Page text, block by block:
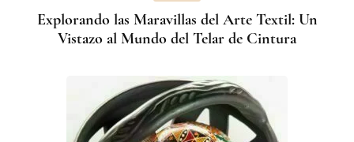
Explorando las Maravillas del Arte Textil: Un
Vistazo al Mundo del Telar de Cintura